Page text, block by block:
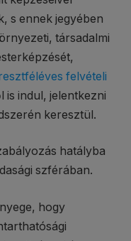
s ennek jegyében
társadalmi
felvételi
is indul, jelentkezni
keresztül.
hatályba
szférában.
hogy